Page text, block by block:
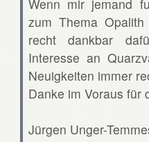
Wenn mir jemand
zum Thema
recht dankbar
Interesse an
Neuigkeiten immer
Danke im Voraus für
Jürgen Unger-